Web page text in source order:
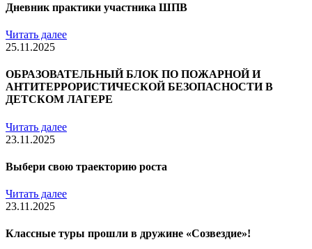
Дневник практики участника ШПВ
Читать далее
25.11.2025
ОБРАЗОВАТЕЛЬНЫЙ БЛОК ПО ПОЖАРНОЙ И
АНТИТЕРРОРИСТИЧЕСКОЙ БЕЗОПАСНОСТИ В
ДЕТСКОМ ЛАГЕРЕ
Читать далее
23.11.2025
Выбери свою траекторию роста
Читать далее
23.11.2025
Классные туры прошли в дружине «Созвездие»!